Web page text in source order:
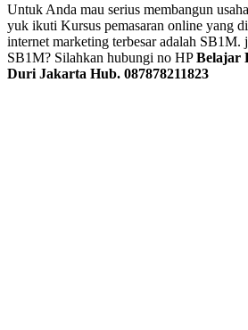
Untuk Anda mau serius membangun
yuk ikuti Kursus pemasaran online yang
internet marketing terbesar adalah SB1M.
SB1M? Silahkan hubungi no HPBelajar
Duri Jakarta Hub. 087878211823